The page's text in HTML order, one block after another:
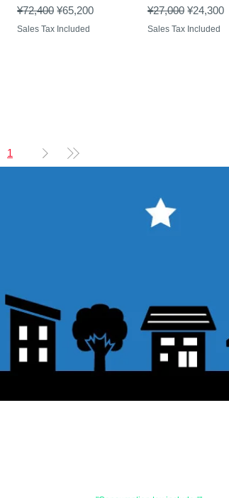
Regular Price
¥72,400 Sale Price
¥65,200
Sales Tax Included
Regular Price
¥27,000 Sale Price
¥24,300
Sales Tax Included
1